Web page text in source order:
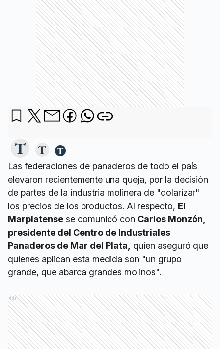
Las federaciones de panaderos de todo el país
elevaron recientemente una queja, por la decisión
de partes de la industria molinera de "dolarizar"
los precios de los productos. Al respecto, El
Marplatense se comunicó con Carlos Monzón,
presidente del Centro de Industriales
Panaderos de Mar del Plata,
quien aseguró que
quienes aplican esta medida son "un grupo
grande, que abarca grandes molinos".
Ads